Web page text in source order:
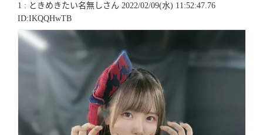
1 : ときめきたい名無しさん 2022/02/09(水) 11:52:47.76
ID:IKQQHwTB